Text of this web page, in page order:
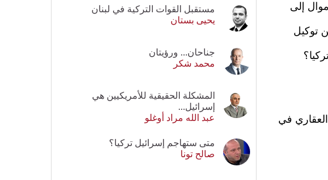
إلى
توكيل
في
مستقبل القوات التركية في لبنان
يحيى بستان
جناحان... ورؤيتان
محمد شكر
المشكلة الحقيقية للأمريكيين هي
إسرائيل...
عبد الله مراد أوغلو
متى ستهاجم إسرائيل تركيا؟
صالح تونا